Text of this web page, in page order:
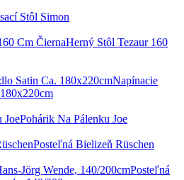
Stôl Simon
Herný Stôl Tezaur 160
Napínacie
Pohárik Na Pálenku Joe
Posteľná Bielizeň Rüschen
Posteľná